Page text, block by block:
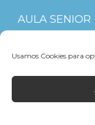
Usamos Cookies para
AULA SENIOR